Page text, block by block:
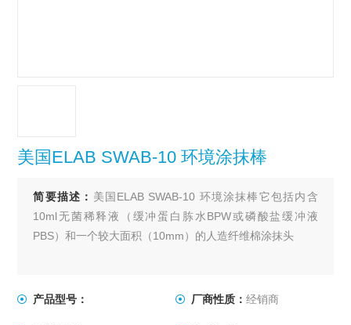
美国ELAB SWAB-10 环境涂抹棒
简要描述： 美国ELAB SWAB-10 环境涂抹棒它包括内含
10ml无菌稀释液（缓冲蛋白胨水BPW或磷酸盐缓冲液
PBS）和一个较大面积（10mm）的人造纤维棉涂抹头
产品型号： 厂商性质： 经销商